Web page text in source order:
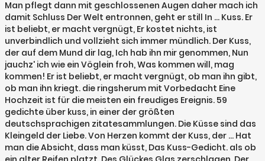
Man pflegt dann mit geschlossenen Augen daher mach ich
damit Schluss Der Welt entronnen, geht er still In … Kuss. Er
ist beliebt, er macht vergnügt, Er kostet nichts, ist
unverbindlich und vollzieht sich immer mündlich. Der Kuss,
der auf dem Mund dir lag, Ich hab ihn mir genommen, Nun
jauchz' ich wie ein Vöglein froh, Was kommen will, mag
kommen! Er ist beliebt, er macht vergnügt, ob man ihn gibt,
ob man ihn kriegt. die ringsherum mit Vorbedacht Eine
Hochzeit ist für die meisten ein freudiges Ereignis. 59
gedichte über kuss, in einer der größten
deutschsprachigen zitatesammlungen. Die Küsse sind das
Kleingeld der Liebe. Von Herzen kommt der Kuss, der … Hat
man die Absicht, dass man küsst, Das Kuss-Gedicht. als ob